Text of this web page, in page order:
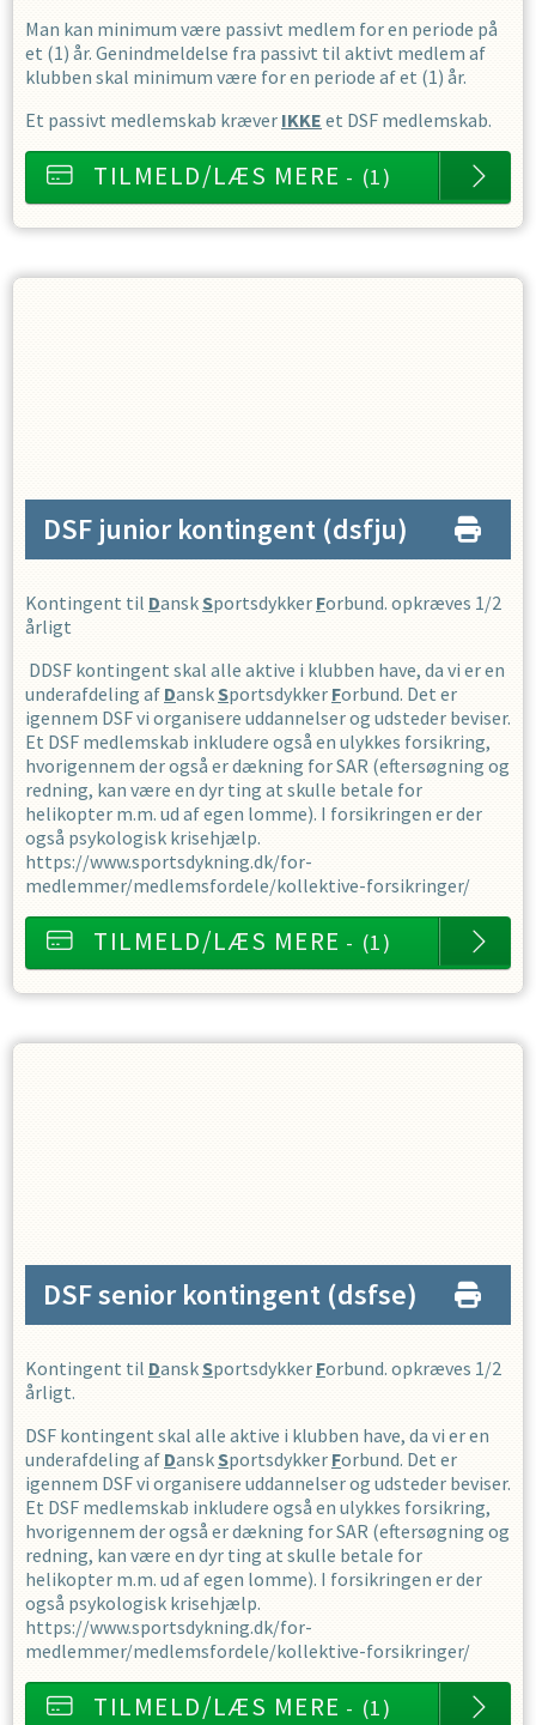
Man kan minimum være passivt medlem for en periode på
et (1) år. Genindmeldelse fra passivt til aktivt medlem af
klubben skal minimum være for en periode af et (1) år.
Et passivt medlemskab kræver IKKE et DSF medlemskab.
TILMELD/LÆS MERE - (1)
DSF junior kontingent (dsfju)
Kontingent til DanskSportsdykker Forbund. opkræves 1/2
årligt
DDSF kontingent skal alle aktive i klubben have, da vi er en
underafdeling af DanskSportsdykker Forbund. Det er
igennem DSF vi organisere uddannelser og udsteder beviser.
Et DSF medlemskab inkludere også en ulykkes forsikring,
hvorigennem der også er dækning for SAR (eftersøgning og
redning, kan være en dyr ting at skulle betale for
helikopter m.m. ud af egen lomme). I forsikringen er der
også psykologisk krisehjælp.
https://www.sportsdykning.dk/for-
medlemmer/medlemsfordele/kollektive-forsikringer/
TILMELD/LÆS MERE - (1)
DSF senior kontingent (dsfse)
Kontingent til DanskSportsdykker Forbund. opkræves 1/2
årligt.
DSF kontingent skal alle aktive i klubben have, da vi er en
underafdeling af DanskSportsdykker Forbund. Det er
igennem DSF vi organisere uddannelser og udsteder beviser.
Et DSF medlemskab inkludere også en ulykkes forsikring,
hvorigennem der også er dækning for SAR (eftersøgning og
redning, kan være en dyr ting at skulle betale for
helikopter m.m. ud af egen lomme). I forsikringen er der
også psykologisk krisehjælp.
https://www.sportsdykning.dk/for-
medlemmer/medlemsfordele/kollektive-forsikringer/
TILMELD/LÆS MERE - (1)